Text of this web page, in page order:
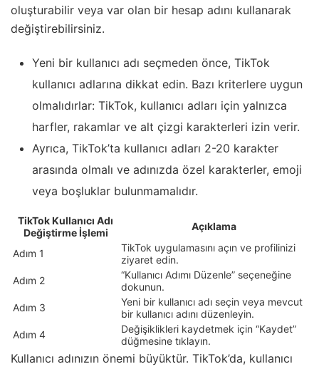
oluşturabilir veya var olan bir hesap adını kullanarak
değiştirebilirsiniz.
Yeni bir kullanıcı adı seçmeden önce, TikTok
kullanıcı adlarına dikkat edin. Bazı kriterlere uygun
olmalıdırlar: TikTok, kullanıcı adları için yalnızca
harfler, rakamlar ve alt çizgi karakterleri izin verir.
Ayrıca, TikTok’ta kullanıcı adları 2-20 karakter
arasında olmalı ve adınızda özel karakterler, emoji
veya boşluklar bulunmamalıdır.
TikTok Kullanıcı Adı
Değiştirme İşlemi
Açıklama
Adım 1
TikTok uygulamasını açın ve profilinizi
ziyaret edin.
Adım 2
“Kullanıcı Adımı Düzenle” seçeneğine
dokunun.
Adım 3
Yeni bir kullanıcı adı seçin veya mevcut
bir kullanıcı adını düzenleyin.
Adım 4
Değişiklikleri kaydetmek için “Kaydet”
düğmesine tıklayın.
Kullanıcı adınızın önemi büyüktür. TikTok’da, kullanıcı